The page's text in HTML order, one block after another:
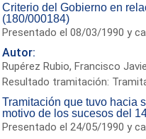
Criterio del Gobierno en
(180/000184)
Presentado el 08/03/1990 y
Autor:
Rupérez Rubio, Francisco
Resultado tramitación:
Tramitación que tuvo hacia
motivo de los sucesos del
Presentado el 24/05/1990 y